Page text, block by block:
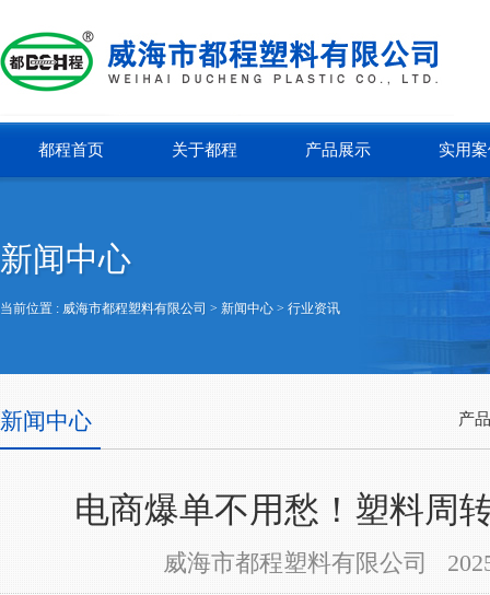
都程首页 关于都程 产品展示 实用
新闻中心
当前位置 : 威海市都程塑料有限公司 > 新闻中心 > 行业资讯
新闻中心 产
电商爆单不用愁！塑料周
威海市都程塑料有限公司